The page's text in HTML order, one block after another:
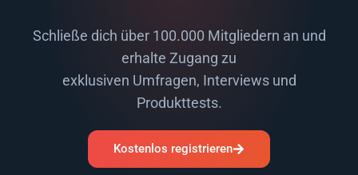
Schließe dich über 100.000 Mitgliedern an und
erhalte Zugang zu
exklusiven Umfragen, Interviews und
Produkttests.
Kostenlos registrieren